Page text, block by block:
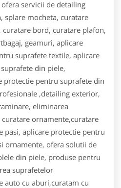
servicii de detailing
splare mocheta, curatare
bord, curatare plafon,
geamuri, aplicare
suprafete textile, aplicare
din piele,
protectie pentru suprafete din
,detailing exterior,
eliminarea
ornamente,curatare
pasi, aplicare protectie pentru
ornamente, ofera solutii de
din piele, produse pentru
suprafetelor
auto cu aburi,curatam cu